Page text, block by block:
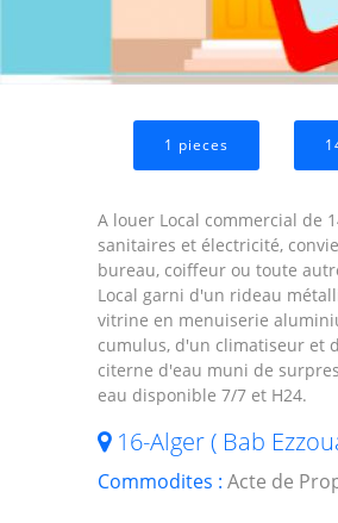
1 pieces
A louer Local commercial de
sanitaires et électricité,
bureau, coiffeur ou toute
Local garni d'un rideau
vitrine en menuiserie
cumulus, d'un climatiseur et
citerne d'eau muni de
eau disponible 7/7 et H24.
16-Alger ( Bab
Commodites :Acte de